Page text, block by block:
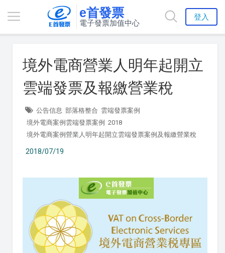
e首發票
電子發票加值中心
登入
境外電商營業人明年起開立
雲端發票及報繳營業稅
公告信息 部落格整合 雲端發票案例
境外電商案例雲端發票案例 2018
境外電商案例營業人明年起開立雲端發票案例及報繳營業稅
2018/07/19